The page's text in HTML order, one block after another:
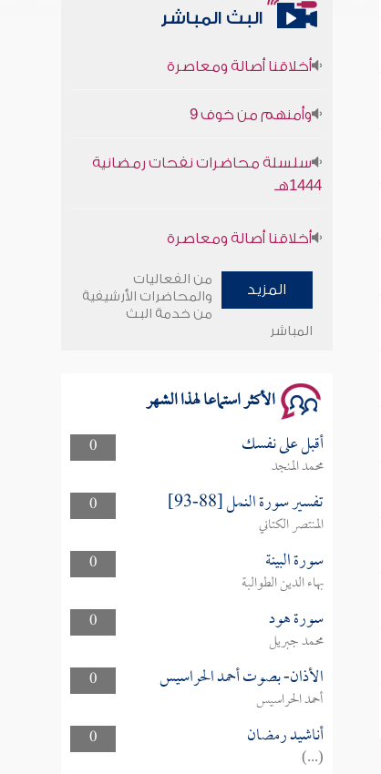
البث المباشر
1444هـ
وأمنهم من خوف 9
سلسلة محاضرات نفحات رمضانية
1444هـ
المزيد
من الفعاليات
والمحاضرات الأرشيفية
من خدمة البث
المباشر
الأكثر استماعا لهذا الشهر
0 أقبل على نفسك
محمد المنجد
0
تفسير سورة النمل [88-93]
المنتصر الكتاني
0
سورة البينة
بهاء الدين الطوالبة
0
سورة هود
محمد جبريل
0
الأذان- بصوت أحمد الحراسيس
أحمد الحراسيس
0
أناشيد رمضان
(...)